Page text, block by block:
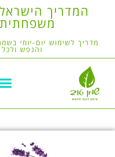
המדריך
מדריך לשימוש יום-יומי
והנפש